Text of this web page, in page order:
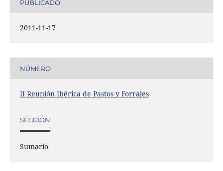
PUBLICADO
2011-11-17
NÚMERO
II Reunión Ibérica de Pastos y Forrajes
SECCIÓN
Sumario